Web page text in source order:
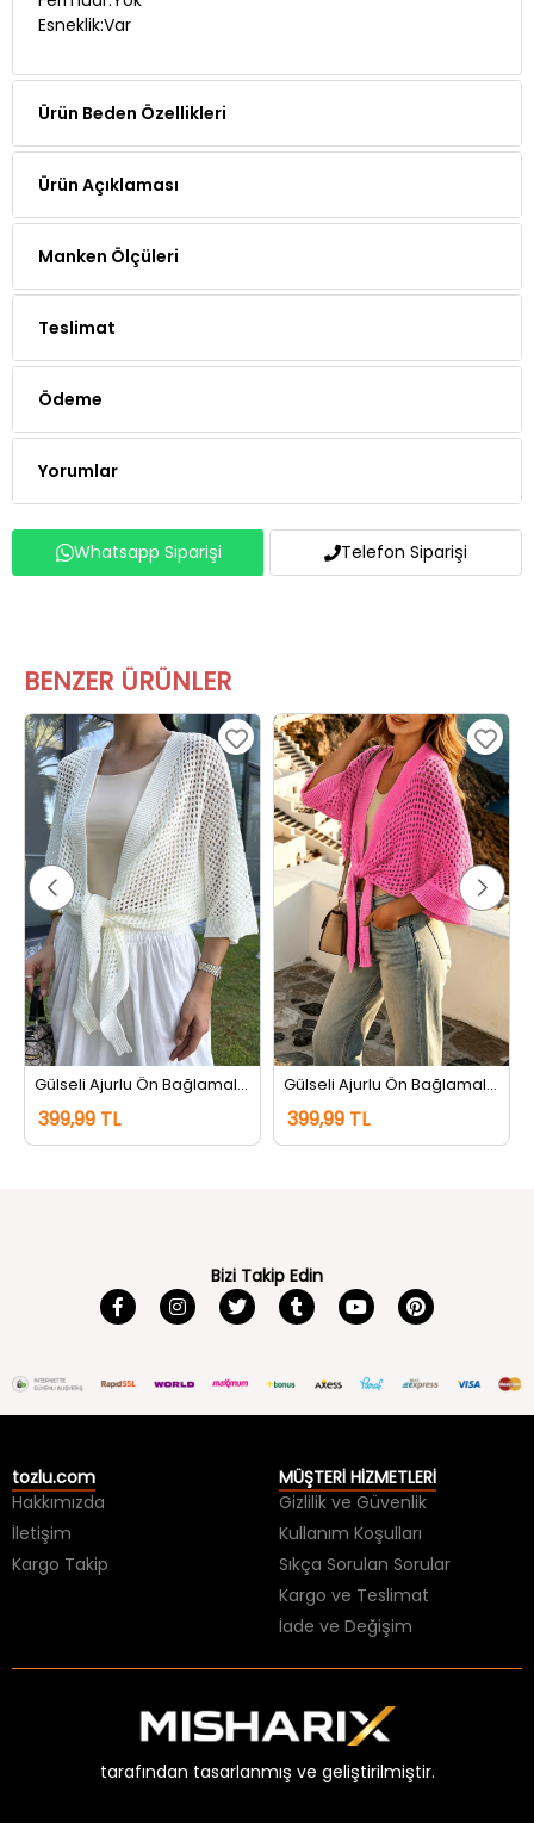
Ürün Beden Özellikleri
Ürün Açıklaması
Manken Ölçüleri
Teslimat
Ödeme
Yorumlar
Gülseli Ajurlu Ön Bağlamalı Triko Hırka Krem
399,99 TL
Gülseli Ajurlu Ön Bağlamalı Triko Hırka Pembe
399,99 TL
Hakkımızda
İletişim
Kargo Takip
Gizlilik ve Güvenlik
Kullanım Koşulları
Sıkça Sorulan Sorular
Kargo ve Teslimat
İade ve Değişim
tarafından tasarlanmış ve geliştirilmiştir.